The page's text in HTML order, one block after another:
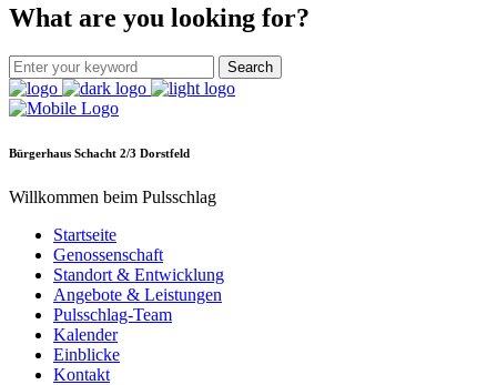
What are you looking for?
Bürgerhaus Schacht 2/3 Dorstfeld
Willkommen beim Pulsschlag
Startseite
Genossenschaft
Standort & Entwicklung
Angebote & Leistungen
Pulsschlag-Team
Kalender
Einblicke
Kontakt